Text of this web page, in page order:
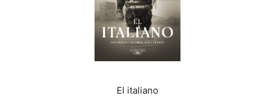
El italiano